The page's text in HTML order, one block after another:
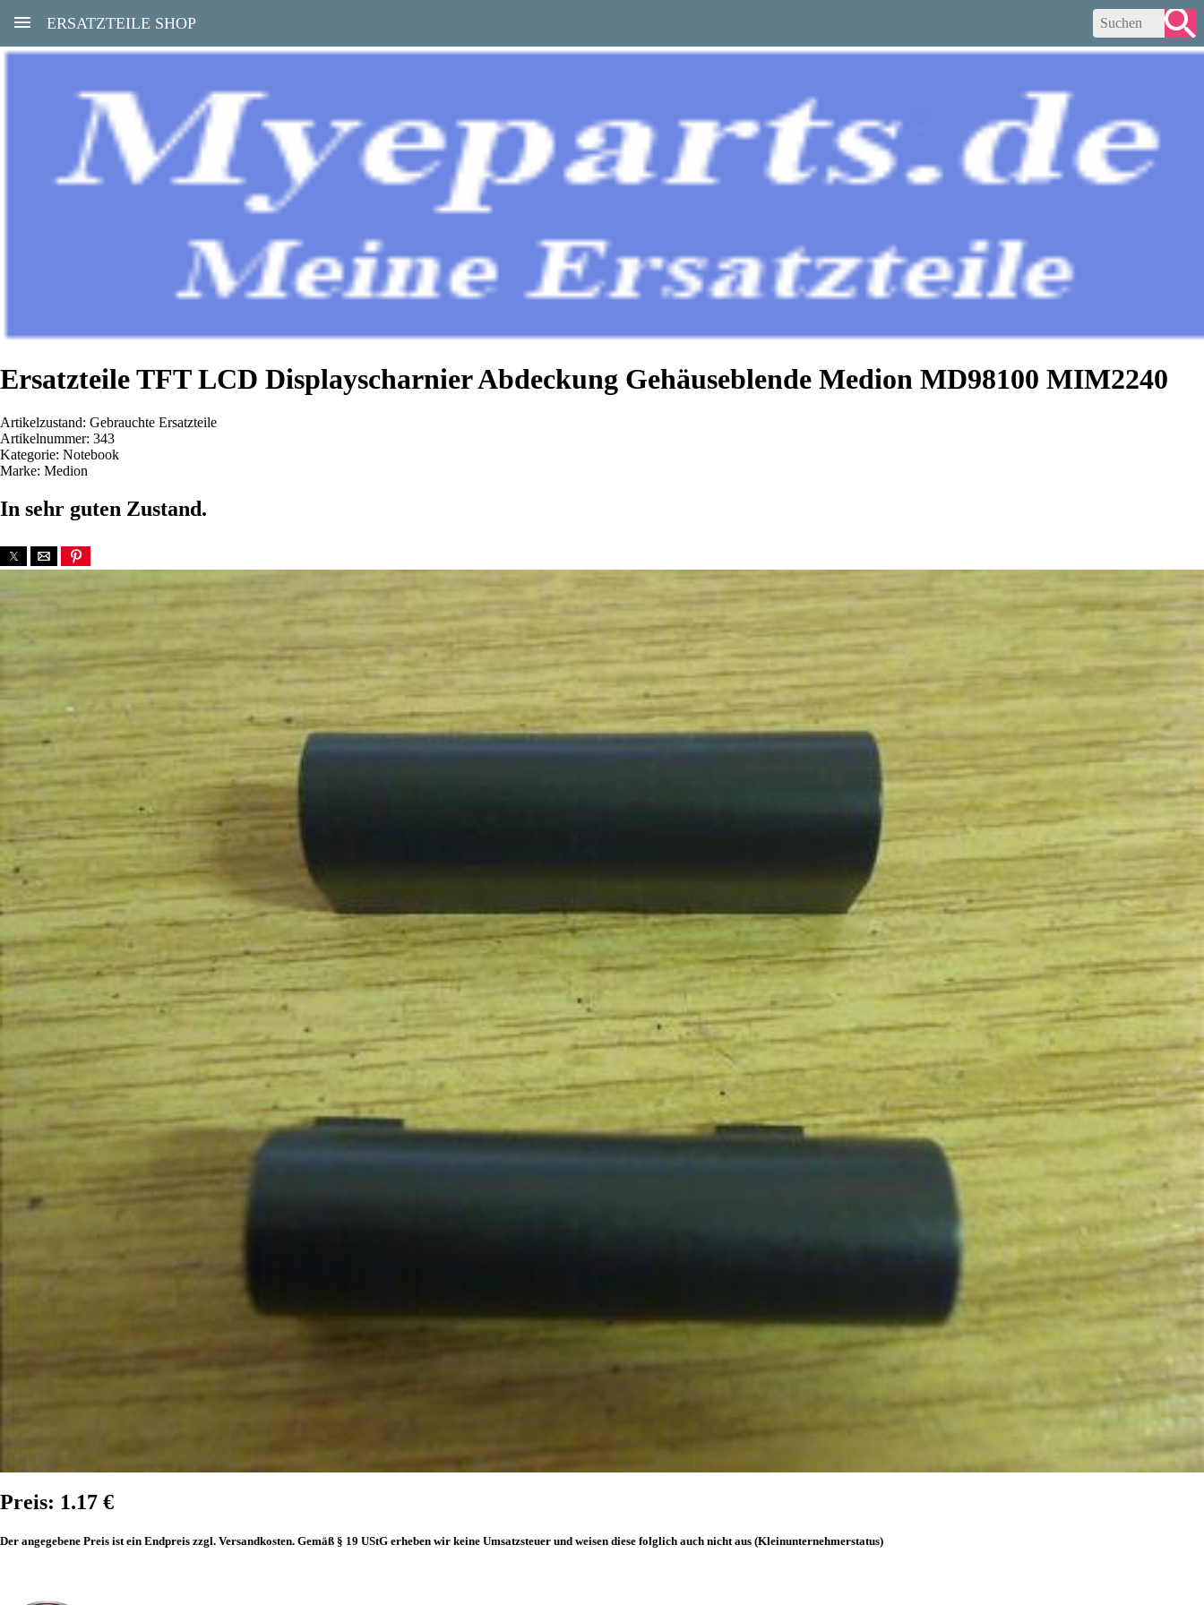
ERSATZTEILE SHOP
Ersatzteile TFT LCD Displayscharnier Abdeckung Gehäuseblende Medion MD98100 MIM2240
Artikelzustand: Gebrauchte Ersatzteile
Artikelnummer: 343
Kategorie: Notebook
Marke: Medion
In sehr guten Zustand.
Preis: 1.17 €
Der angegebene Preis ist ein Endpreis zzgl. Versandkosten. Gemäß § 19 UStG erheben wir keine Umsatzsteuer und weisen diese folglich auch nicht aus (Kleinunternehmerstatus)